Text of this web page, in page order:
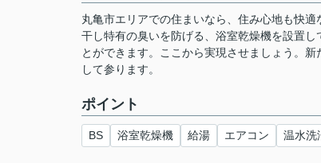
丸亀市エリアでの住まいなら、住み心地も快
干し特有の臭いを防げる、浴室乾燥機を設置
とができます。ここから実現させましょう。
して参ります。
ポイント
BS 浴室乾燥機 給湯 エアコン 温水洗